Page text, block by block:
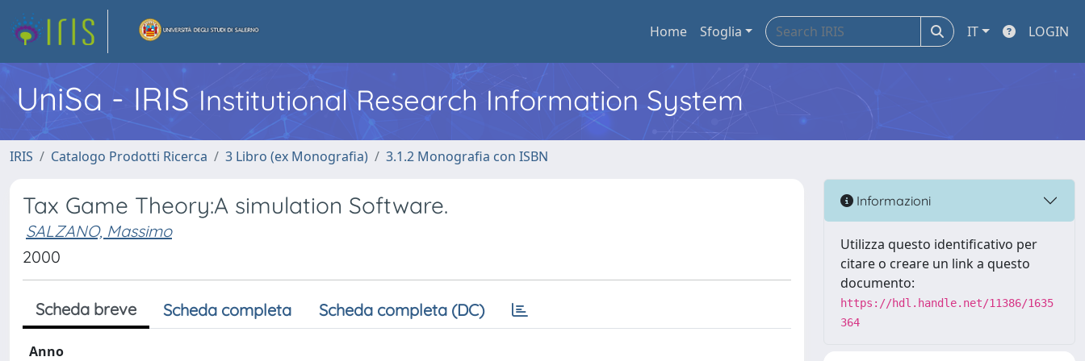
Home Sfoglia IT LOGIN
UniSa - IRIS Institutional Research Information System
IRIS Catalogo Prodotti Ricerca 3 Libro (ex Monografia) 3.1.2 Monografia con ISBN
Tax Game Theory:A simulation Software.
SALZANO, Massimo
2000
Scheda breve Scheda completa Scheda completa (DC)
Anno
Informazioni
Utilizza questo identificativo per
citare o creare un link a questo
documento:
https://hdl.handle.net/11386/1635
364